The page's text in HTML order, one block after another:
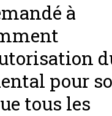
à
pour
tous les